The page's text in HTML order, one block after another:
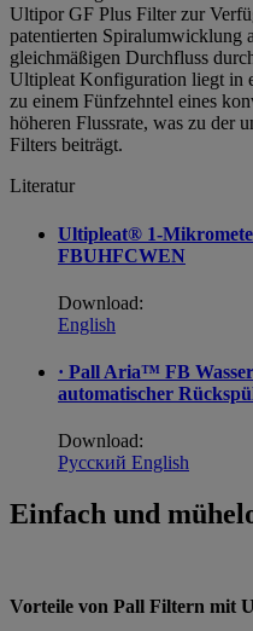
Ultipor GF Plus Filter zur
patentierten Spiralumwicklung
gleichmäßigen Durchfluss
Ultipleat Konfiguration liegt in
zu einem Fünfzehntel eines
höheren Flussrate, was zu der
Filters beiträgt.
Literatur
Ultipleat® 1-
FBUHFCWEN
Download:
English
· Pall Aria™ FB
automatischer
Download:
Pусский English
Einfach und
Vorteile von Pall Filtern mit